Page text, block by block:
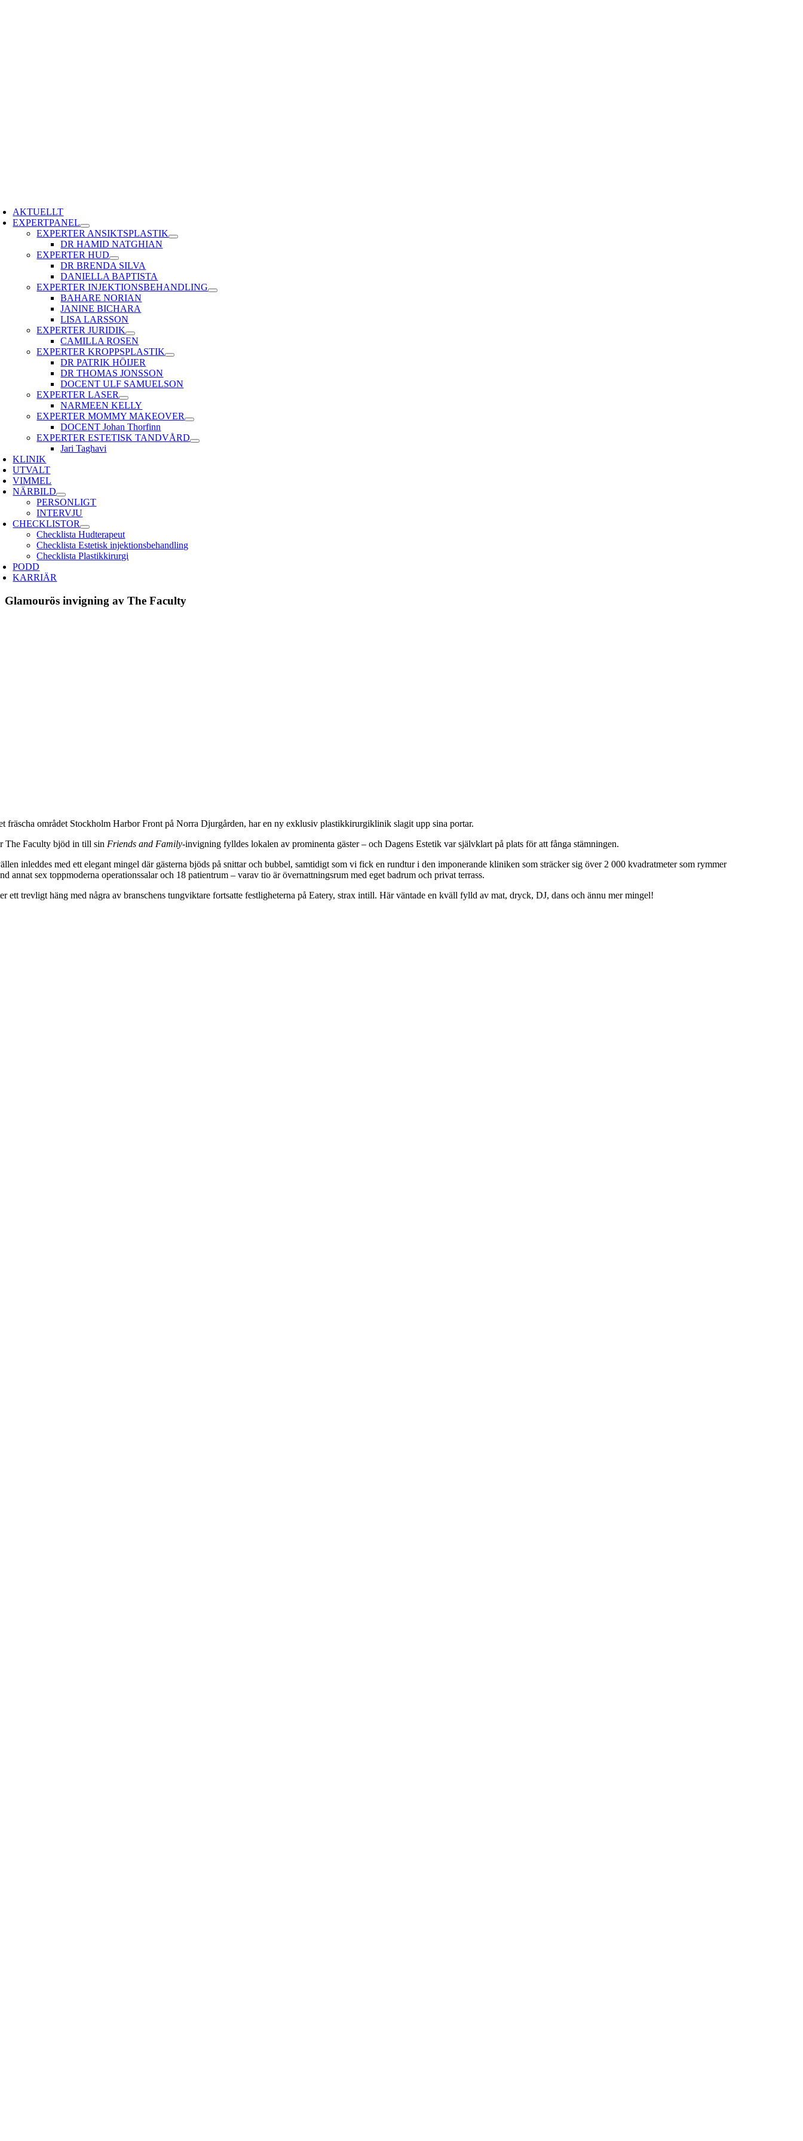
AKTUELLT
EXPERTPANEL
EXPERTER ANSIKTSPLASTIK
DR HAMID NATGHIAN
EXPERTER HUD
DR BRENDA SILVA
DANIELLA BAPTISTA
EXPERTER INJEKTIONSBEHANDLING
BAHARE NORIAN
JANINE BICHARA
LISA LARSSON
EXPERTER JURIDIK
CAMILLA ROSEN
EXPERTER KROPPSPLASTIK
DR PATRIK HÖIJER
DR THOMAS JONSSON
DOCENT ULF SAMUELSON
EXPERTER LASER
NARMEEN KELLY
EXPERTER MOMMY MAKEOVER
DOCENT Johan Thorfinn
EXPERTER ESTETISK TANDVÅRD
Jari Taghavi
KLINIK
UTVALT
VIMMEL
NÄRBILD
PERSONLIGT
INTERVJU
CHECKLISTOR
Checklista Hudterapeut
Checklista Estetisk injektionsbehandling
Checklista Plastikkirurgi
PODD
KARRIÄR
Glamourös invigning av The Faculty
fräscha området Stockholm Harbor Front på Norra Djurgården, har en ny exklusiv plastikkirurgiklinik slagit upp sina portar.
The Faculty bjöd in till sinFriends and Family-invigning fylldes lokalen av prominenta gäster – och Dagens Estetik var självklart på plats för att fånga stämningen.
inleddes med ett elegant mingel där gästerna bjöds på snittar och bubbel, samtidigt som vi fick en rundtur i den imponerande kliniken som sträcker sig över 2 000 kvadratmeter som rymmer
annat sex toppmoderna operationssalar och 18 patientrum – varav tio är övernattningsrum med eget badrum och privat terrass.
ett trevligt häng med några av branschens tungviktare fortsatte festligheterna på Eatery, strax intill. Här väntade en kväll fylld av mat, dryck, DJ, dans och ännu mer mingel!